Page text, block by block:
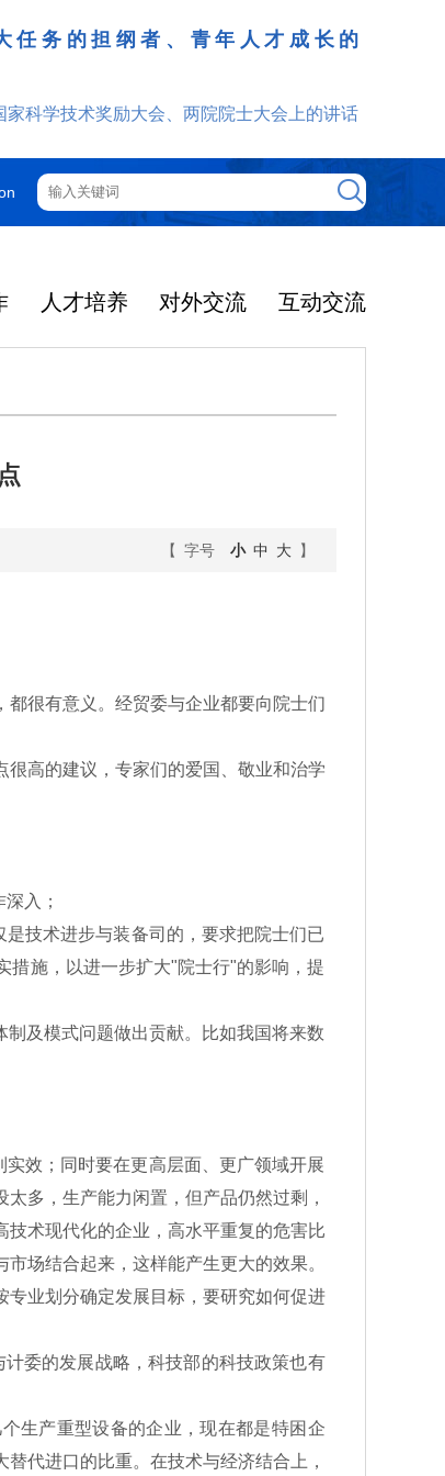
任务的担纲者、青年人才成长的
科学技术奖励大会、两院院士大会上的讲话
人才培养 对外交流 互动交流
【 字号 小 中 大】
很有意义。经贸委与企业都要向院士们
高的建议，专家们的爱国、敬业和治学
入；
技术进步与装备司的，要求把院士们已
措施，以进一步扩大"院士行"的影响，提
及模式问题做出贡献。比如我国将来数
效；同时要在更高层面、更广领域开展
多，生产能力闲置，但产品仍然过剩，
术现代化的企业，高水平重复的危害比
场结合起来，这样能产生更大的效果。
业划分确定发展目标，要研究如何促进
委的发展战略，科技部的科技政策也有
生产重型设备的企业，现在都是特困企
代进口的比重。在技术与经济结合上，